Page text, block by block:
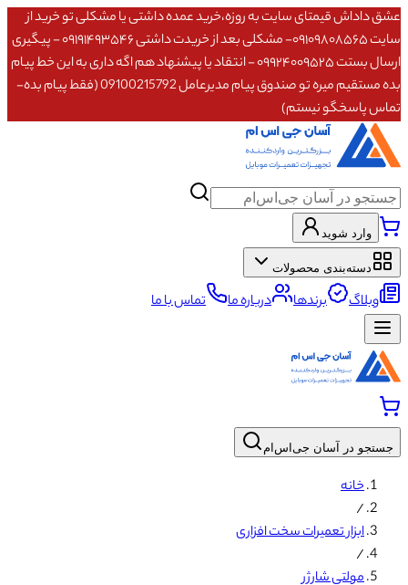
عشق داداش قیمتای سایت به روزه،خرید عمده داشتی یا مشکلی تو خرید از
سایت ۰۹۱۰۹۸۰۸۵۶۵- مشکلی بعد از خریدت داشتی ۰۹۱۹۱۴۹۳۵۴۶ - پیگیری
ارسال بستت ۰۹۹۲۴۰۰۹۵۲۵ - انتقاد یا پیشنهاد هم اگه داری به این خط پیام
بده مستقیم میره تو صندوق پیام مدیرعامل 09100215792 (فقط پیام بده-
تماس پاسخگو نیستم)
وارد شوید
دسته‌بندی محصولات
وبلاگ برندها درباره ما تماس با ما
جستجو در آسان جی‌اس‌ام
خانه
/
ابزار تعمیرات سخت افزاری
/
مولتی شارژر